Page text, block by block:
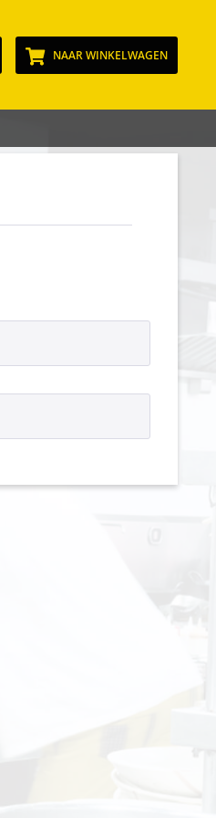
NAAR WINKELWAGEN